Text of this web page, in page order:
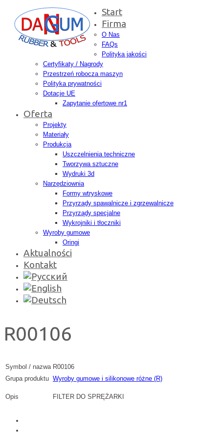
Start
Firma
O Nas
FAQs
Polityka jakości
Certyfikaty / Nagrody
Przestrzeń robocza maszyn
Polityka prywatności
Dotacje UE
Zapytanie ofertowe nr1
Oferta
Projekty
Materiały
Produkcja
Uszczelnienia techniczne
Tworzywa sztuczne
Wydruki 3d
Narzędziownia
Formy wtryskowe
Przyrządy spawalnicze i zgrzewalnicze
Przyrządy specjalne
Wykrojniki i tłoczniki
Wyroby gumowe
Oringi
Aktualności
Kontakt
R00106
Symbol / nazwa R00106
Grupa produktu Wyroby gumowe i silikonowe różne (R)
Opis FILTER DO SPRĘŻARKI